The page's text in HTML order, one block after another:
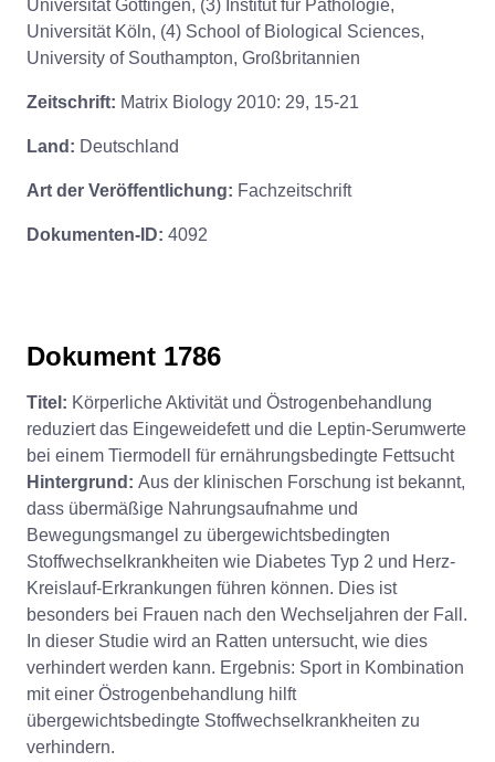
Universität Göttingen, (3) Institut für Pathologie,
Universität Köln, (4) School of Biological Sciences,
University of Southampton, Großbritannien
Zeitschrift: Matrix Biology 2010: 29, 15-21
Land: Deutschland
Art der Veröffentlichung: Fachzeitschrift
Dokumenten-ID: 4092
Dokument 1786
Titel: Körperliche Aktivität und Östrogenbehandlung
reduziert das Eingeweidefett und die Leptin-Serumwerte
bei einem Tiermodell für ernährungsbedingte Fettsucht
Hintergrund: Aus der klinischen Forschung ist bekannt,
dass übermäßige Nahrungsaufnahme und
Bewegungsmangel zu übergewichtsbedingten
Stoffwechselkrankheiten wie Diabetes Typ 2 und Herz-
Kreislauf-Erkrankungen führen können. Dies ist
besonders bei Frauen nach den Wechseljahren der Fall.
In dieser Studie wird an Ratten untersucht, wie dies
verhindert werden kann. Ergebnis: Sport in Kombination
mit einer Östrogenbehandlung hilft
übergewichtsbedingte Stoffwechselkrankheiten zu
verhindern.